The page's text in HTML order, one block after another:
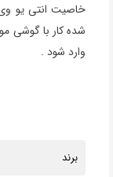
شده کار با گوشی
وارد شود .
برند